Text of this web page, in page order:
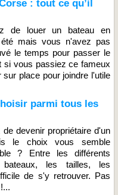
: tout ce qu’il
de louer un bateau en
mais vous n'avez pas
le temps pour passer le
si vous passiez ce fameux
sur place pour joindre l'utile
parmi tous les
de devenir propriétaire d'un
le choix vous semble
? Entre les différents
les tailles, les
de s'y retrouver. Pas